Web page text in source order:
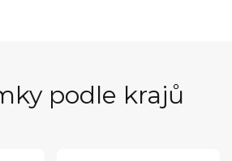
podle krajů